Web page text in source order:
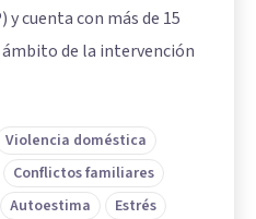
y cuenta con más de 15
ámbito de la intervención
Violencia doméstica
Conflictos familiares
Autoestima
Estrés